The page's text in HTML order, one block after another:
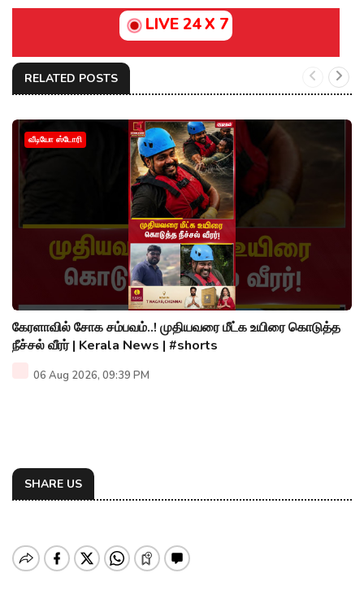
LIVE 24 X 7
RELATED POSTS
வீடியோ ஸ்டோரி
கேரளாவில் சோக சம்பவம்..! முதியவரை மீட்க உயிரை கொடுத்த
நீச்சல் வீரர் | Kerala News | #shorts
06 Aug 2026, 09:39 PM
SHARE US